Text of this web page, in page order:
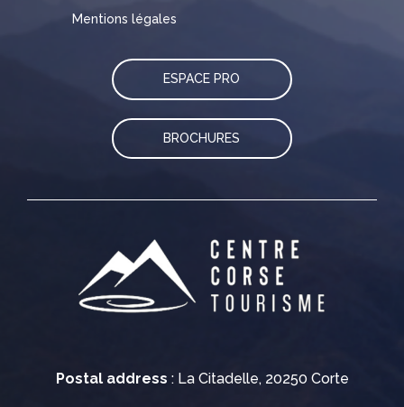
Postal address : La Citadelle, 20250 Corte
Mentions légales
ESPACE PRO
BROCHURES